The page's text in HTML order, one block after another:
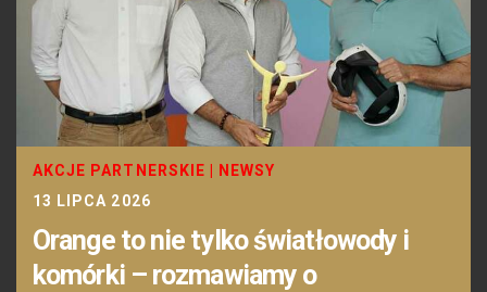
AKCJE PARTNERSKIE
NEWSY
13 LIPCA 2026
Orange to nie tylko światłowody i
komórki – rozmawiamy o